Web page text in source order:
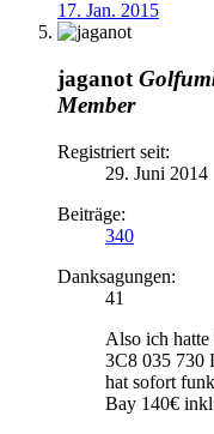
17. Jan. 2015
jaganot
Member
Registriert seit:
29. Juni 2014
Beiträge:
340
Danksagungen:
41
Also ich hatte
3C8 035 730
hat sofort
Bay 140€